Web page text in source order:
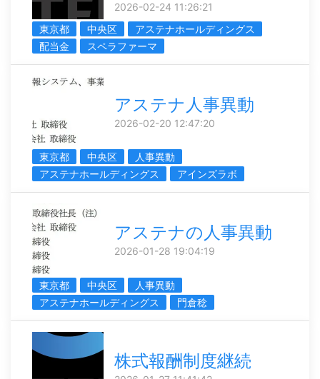
2026-02-24 11:26:21
東京都
中央区
アステナホールディングス
配当金
スペラファーマ
アステナ人事異動
2026-02-20 12:47:20
東京都 中央区
人事異動
アステナホールディングス
アインズラボ
アステナの人事異動
2026-01-28 19:04:19
東京都 中央区
人事異動
アステナホールディングス
門倉稔
株式報酬制度継続